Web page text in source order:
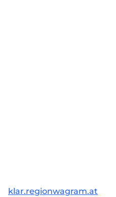
klar.regionwagram.at